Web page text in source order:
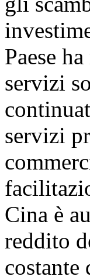
Paese
servizi
servizi
Cina è
reddito
costante